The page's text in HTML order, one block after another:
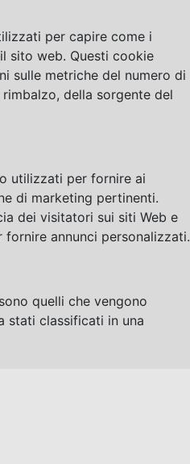
per capire come i
sito web. Questi cookie
sulle metriche del numero di
della sorgente del
utilizzati per fornire ai
di marketing pertinenti.
dei visitatori sui siti Web e
annunci personalizzati.
quelli che vengono
stati classificati in una